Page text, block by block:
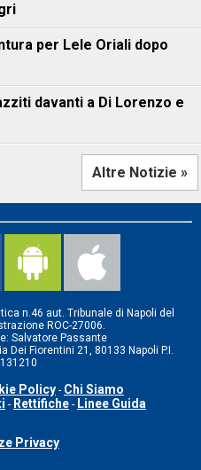
per Lele Oriali dopo
davanti a Di Lorenzo e
Altre Notizie »
n.46 aut. Tribunale di Napoli del
ROC-27006.
Salvatore Passante
Dei Fiorentini 21, 80133 Napoli P.I.
Policy - Chi Siamo
- Rettifiche - Linee Guida
Privacy